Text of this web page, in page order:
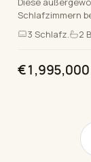
Schlafzimmern
Gemeinde, die
3 Schlafz. 2
€1,995,000